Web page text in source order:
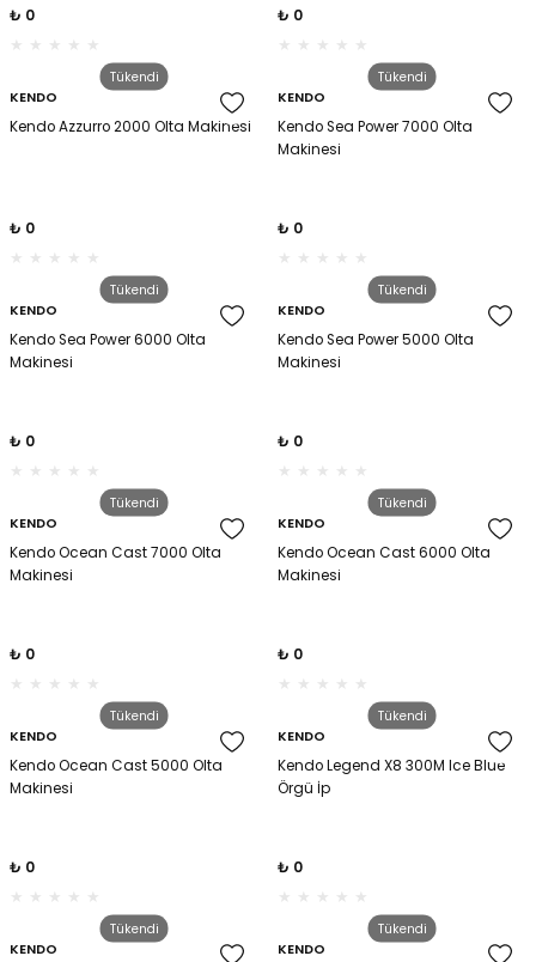
₺ 0 ₺ 0
Tükendi
KENDO
Kendo Azzurro 2000 Olta Makinesi
₺ 0
Tükendi
KENDO
Kendo Sea Power 7000 Olta
Makinesi
₺ 0
Tükendi
KENDO
Kendo Sea Power 6000 Olta
Makinesi
₺ 0
Tükendi
KENDO
Kendo Sea Power 5000 Olta
Makinesi
₺ 0
Tükendi
KENDO
Kendo Ocean Cast 7000 Olta
Makinesi
₺ 0
Tükendi
KENDO
Kendo Ocean Cast 6000 Olta
Makinesi
₺ 0
Tükendi
KENDO
Kendo Ocean Cast 5000 Olta
Makinesi
₺ 0
Tükendi
KENDO
Kendo Legend X8 300M Ice Blue
Örgü İp
₺ 0
Tükendi
KENDO
Tükendi
KENDO